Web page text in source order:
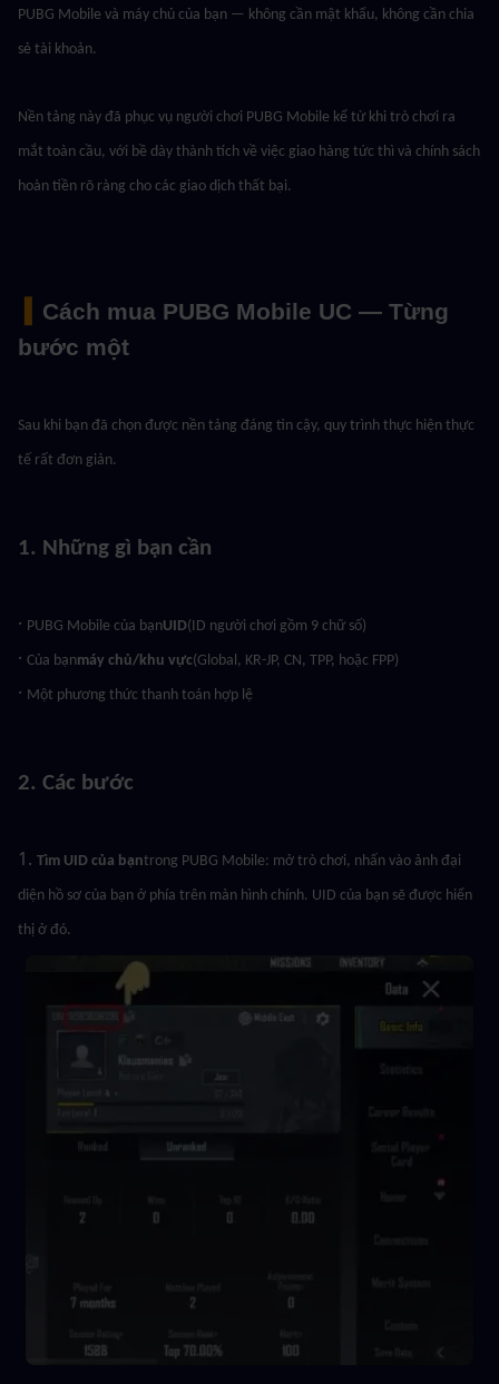
PUBG Mobile và máy chủ của bạn — không cần mật khẩu, không cần chia
sẻ tài khoản.
Nền tảng này đã phục vụ người chơi PUBG Mobile kể từ khi trò chơi ra
mắt toàn cầu, với bề dày thành tích về việc giao hàng tức thì và chính sách
hoàn tiền rõ ràng cho các giao dịch thất bại.
Cách mua PUBG Mobile UC — Từng
bước một
Sau khi bạn đã chọn được nền tảng đáng tin cậy, quy trình thực hiện thực
tế rất đơn giản.
1. Những gì bạn cần
· PUBG Mobile của bạnUID(ID người chơi gồm 9 chữ số)
· Của bạnmáy chủ/khu vực(Global, KR-JP, CN, TPP, hoặc FPP)
· Một phương thức thanh toán hợp lệ
2. Các bước
1. Tìm UID của bạntrong PUBG Mobile: mở trò chơi, nhấn vào ảnh đại
diện hồ sơ của bạn ở phía trên màn hình chính. UID của bạn sẽ được hiển
thị ở đó.